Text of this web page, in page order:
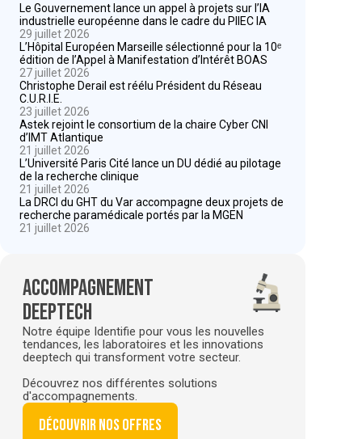
Le Gouvernement lance un appel à projets sur l’IA
industrielle européenne dans le cadre du PIIEC IA
29 juillet 2026
L’Hôpital Européen Marseille sélectionné pour la 10ᵉ
édition de l’Appel à Manifestation d’Intérêt BOAS
27 juillet 2026
Christophe Derail est réélu Président du Réseau
C.U.R.I.E.
23 juillet 2026
Astek rejoint le consortium de la chaire Cyber CNI
d’IMT Atlantique
21 juillet 2026
L’Université Paris Cité lance un DU dédié au pilotage
de la recherche clinique
21 juillet 2026
La DRCI du GHT du Var accompagne deux projets de
recherche paramédicale portés par la MGEN
21 juillet 2026
Accompagnement
deeptech
Notre équipe Identifie pour vous les nouvelles
tendances, les laboratoires et les innovations
deeptech qui transforment votre secteur.
Découvrez nos différentes solutions
d'accompagnements.
Découvrir nos offres